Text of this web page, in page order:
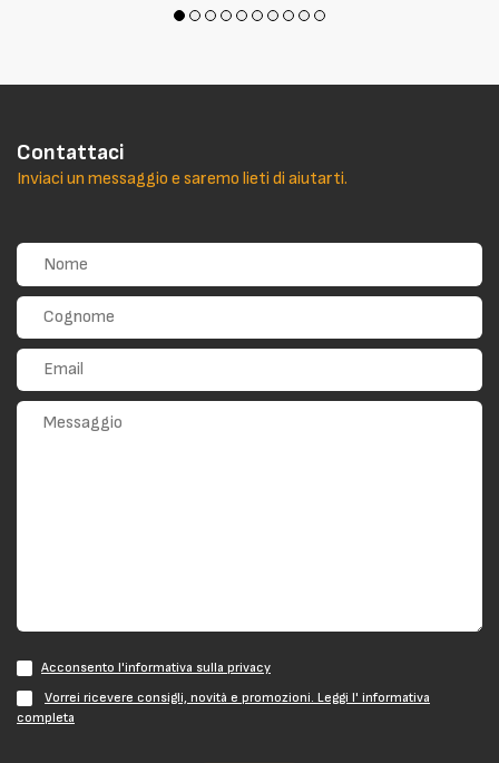
Contattaci
Inviaci un messaggio e saremo lieti di aiutarti.
Acconsento l'informativa sulla privacy
Vorrei ricevere consigli, novità e promozioni. Leggi l' informativa
completa